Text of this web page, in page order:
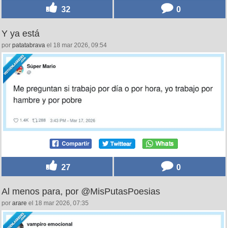
32 0
Y ya está
por patatabrava el 18 mar 2026, 09:54
27 0
Al menos para, por @MisPutasPoesias
por arare el 18 mar 2026, 07:35